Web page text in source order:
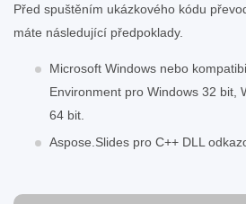
Před spuštěním ukázkového kódu
máte následující předpoklady.
Microsoft Windows nebo
Environment pro Windows 32 bit,
64 bit.
Aspose.Slides pro C++ DLL